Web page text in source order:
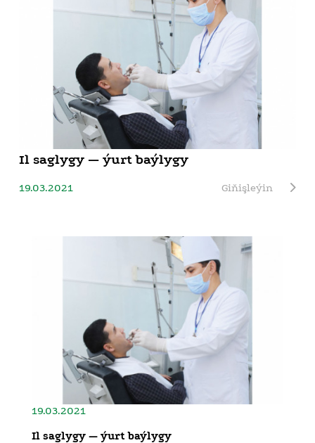
Il saglygy — ýurt baýlygy
19.03.2021 Giňişleýin
19.03.2021
Il saglygy — ýurt baýlygy